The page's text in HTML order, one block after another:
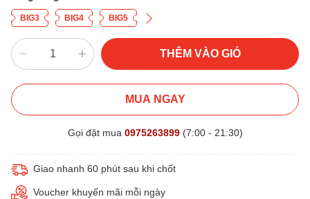
BIG3 BIG4 BIG5
THÊM VÀO GIỎ
MUA NGAY
Gọi đặt mua 0975263899(7:00 - 21:30)
Giao nhanh 60 phút sau khi chốt
Voucher khuyến mãi mỗi ngày